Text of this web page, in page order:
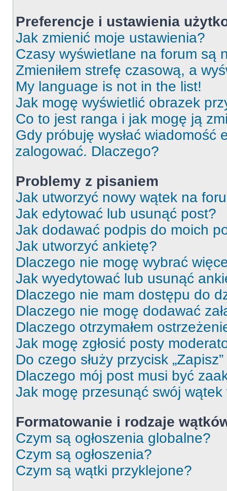
Preferencje i ustawienia
Jak zmienić moje ustawienia?
Czasy wyświetlane na forum są
Zmieniłem strefę czasową, a
My language is not in the list!
Jak mogę wyświetlić obrazek
Co to jest ranga i jak mogę ją
Gdy próbuję wysłać wiadomość
zalogować. Dlaczego?
Problemy z pisaniem
Jak utworzyć nowy wątek na
Jak edytować lub usunąć post?
Jak dodawać podpis do moich
Jak utworzyć ankietę?
Dlaczego nie mogę wybrać
Jak wyedytować lub usunąć
Dlaczego nie mam dostępu do
Dlaczego nie mogę dodawać
Dlaczego otrzymałem
Jak mogę zgłosić posty
Do czego służy przycisk
Dlaczego mój post musi być
Jak mogę przesunąć swój wątek
Formatowanie i rodzaje
Czym są ogłoszenia globalne?
Czym są ogłoszenia?
Czym są wątki przyklejone?